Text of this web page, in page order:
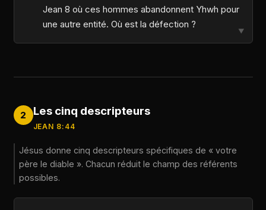
Jean 8 où ces hommes abandonnent Yhwh pour
une autre entité. Où est la défection ?
▼
2 Les cinq descripteurs
JEAN 8:44
Jésus donne cinq descripteurs spécifiques de « votre
père le diable ». Chacun réduit le champ des référents
possibles.